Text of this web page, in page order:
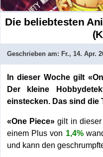
Die beliebtesten
Geschrieben am: Fr., 14. Apr.
In dieser Woche gilt
Der kleine
einstecken. Das sind die
«One Piece» gilt in
einem Plus von 1,4%
und kann den